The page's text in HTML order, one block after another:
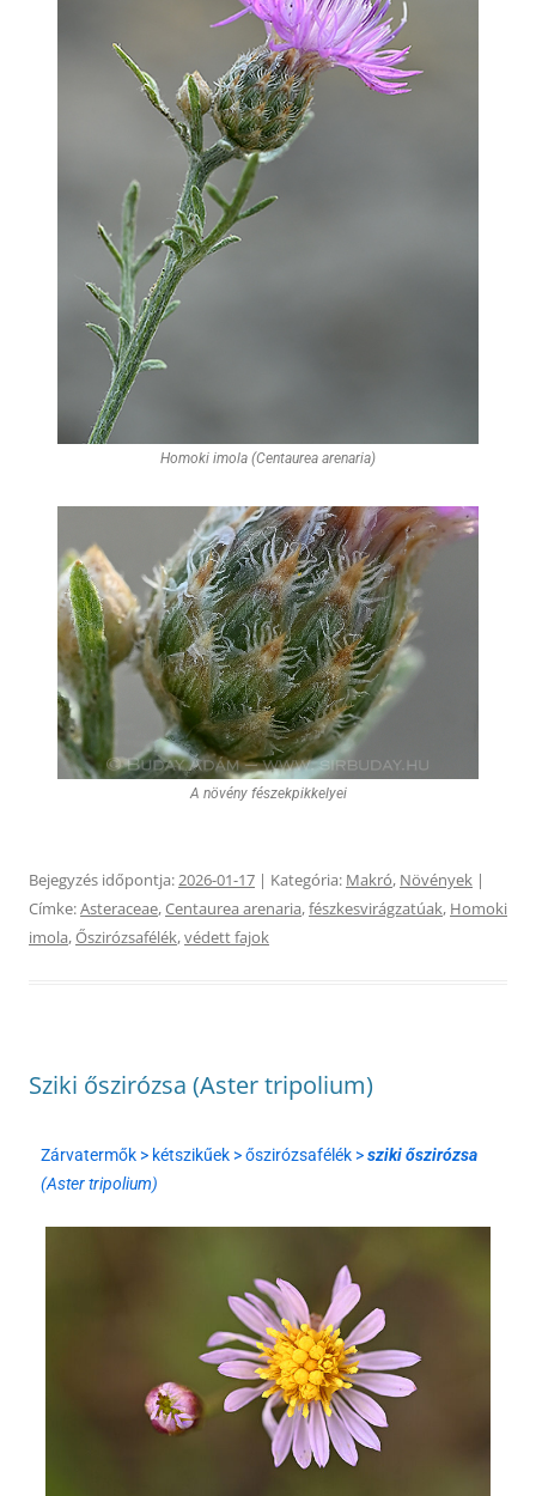
Homoki imola (Centaurea arenaria)
A növény fészekpikkelyei
Bejegyzés időpontja:2026-01-17 | Kategória: Makró, Növények |
Címke:Asteraceae,Centaurea arenaria,fészkesvirágzatúak, Homoki
imola,Őszirózsafélék,védett fajok
Sziki őszirózsa (Aster tripolium)
Zárvatermők > kétszikűek > őszirózsafélék >sziki őszirózsa
(Aster tripolium)